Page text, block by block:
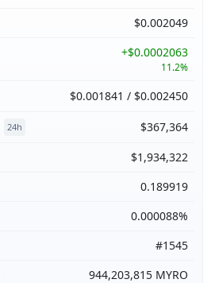
$0.002049
+$0.0002063
11.2%
$0.001841 / $0.002450
24h
$367,364
$1,934,322
0.189919
0.000088%
#1545
944,203,815 MYRO